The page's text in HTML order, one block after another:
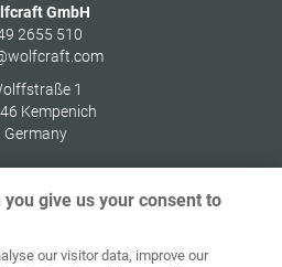
GmbH
2655 510
1
Kempenich
Germany
Impresszum Adatvédelem
give us your consent to
our visitor data, improve our